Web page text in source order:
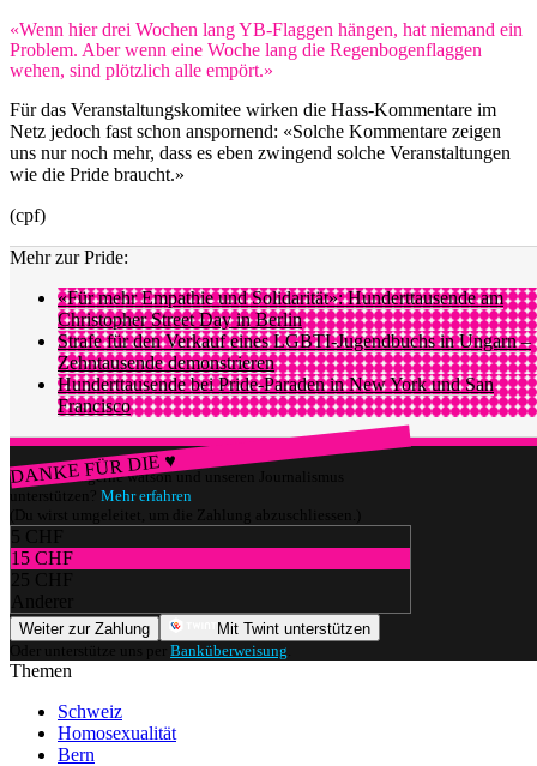
«Wenn hier drei Wochen lang YB-Flaggen hängen, hat niemand ein
Problem. Aber wenn eine Woche lang die Regenbogenflaggen
wehen, sind plötzlich alle empört.»
Für das Veranstaltungskomitee wirken die Hass-Kommentare im
Netz jedoch fast schon anspornend: «Solche Kommentare zeigen
uns nur noch mehr, dass es eben zwingend solche Veranstaltungen
wie die Pride braucht.»
(cpf)
Mehr zur Pride:
«Für mehr Empathie und Solidarität»: Hunderttausende am
Christopher Street Day in Berlin
Strafe für den Verkauf eines LGBTI-Jugendbuchs in Ungarn –
Zehntausende demonstrieren
Hunderttausende bei Pride-Paraden in New York und San
Francisco
DANKE FÜR DIE ♥
Würdest du gerne watson und unseren Journalismus
unterstützen? Mehr erfahren
(Du wirst umgeleitet, um die Zahlung abzuschliessen.)
5 CHF
15 CHF
25 CHF
Anderer
Weiter zur Zahlung
Mit Twint unterstützen
Oder unterstütze uns per Banküberweisung
Themen
Schweiz
Homosexualität
Bern